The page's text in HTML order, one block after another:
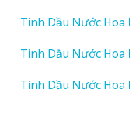
Tinh Dầu Nước
Tinh Dầu Nước Hoa
Tinh Dầu Nước Hoa